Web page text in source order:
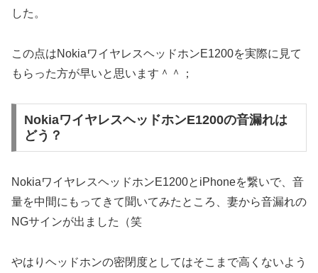
した。
この点はNokiaワイヤレスヘッドホンE1200を実際に見て
もらった方が早いと思います＾＾；
NokiaワイヤレスヘッドホンE1200の音漏れは
どう？
NokiaワイヤレスヘッドホンE1200とiPhoneを繋いで、音
量を中間にもってきて聞いてみたところ、妻から音漏れの
NGサインが出ました（笑
やはりヘッドホンの密閉度としてはそこまで高くないよう